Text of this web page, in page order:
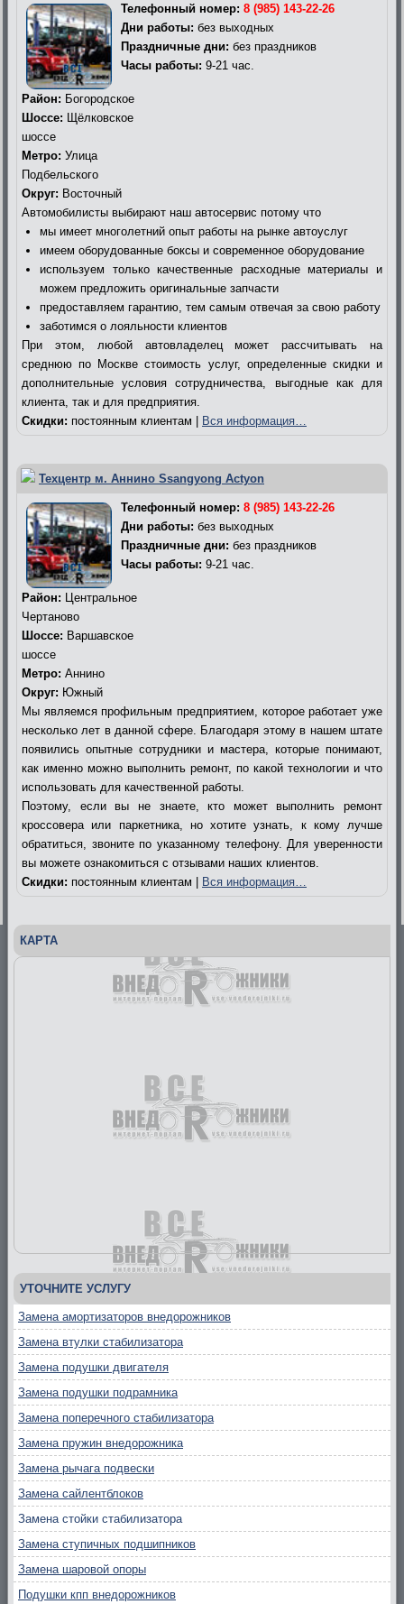
Телефонный номер: 8 (985) 143-22-26
Дни работы: без выходных
Праздничные дни: без праздников
Часы работы: 9-21 час.
Район: Богородское
Шоссе: Щёлковское
шоссе
Метро: Улица
Подбельского
Округ: Восточный
Автомобилисты выбирают наш автосервис потому что
мы имеет многолетний опыт работы на рынке автоуслуг
имеем оборудованные боксы и современное оборудование
используем только качественные расходные материалы и
можем предложить оригинальные запчасти
предоставляем гарантию, тем самым отвечая за свою работу
заботимся о лояльности клиентов
При этом, любой автовладелец может рассчитывать на
среднюю по Москве стоимость услуг, определенные скидки и
дополнительные условия сотрудничества, выгодные как для
клиента, так и для предприятия.
Скидки: постоянным клиентам | Вся информация…
Техцентр м. Аннино Ssangyong Actyon
Телефонный номер: 8 (985) 143-22-26
Дни работы: без выходных
Праздничные дни: без праздников
Часы работы: 9-21 час.
Район: Центральное
Чертаново
Шоссе: Варшавское
шоссе
Метро: Аннино
Округ: Южный
Мы являемся профильным предприятием, которое работает уже
несколько лет в данной сфере. Благодаря этому в нашем штате
появились опытные сотрудники и мастера, которые понимают,
как именно можно выполнить ремонт, по какой технологии и что
использовать для качественной работы.
Поэтому, если вы не знаете, кто может выполнить ремонт
кроссовера или паркетника, но хотите узнать, к кому лучше
обратиться, звоните по указанному телефону. Для уверенности
вы можете ознакомиться с отзывами наших клиентов.
Скидки: постоянным клиентам | Вся информация…
КАРТА
УТОЧНИТЕ УСЛУГУ
Замена амортизаторов внедорожников
Замена втулки стабилизатора
Замена подушки двигателя
Замена подушки подрамника
Замена поперечного стабилизатора
Замена пружин внедорожника
Замена рычага подвески
Замена сайлентблоков
Замена стойки стабилизатора
Замена ступичных подшипников
Замена шаровой опоры
Подушки кпп внедорожников